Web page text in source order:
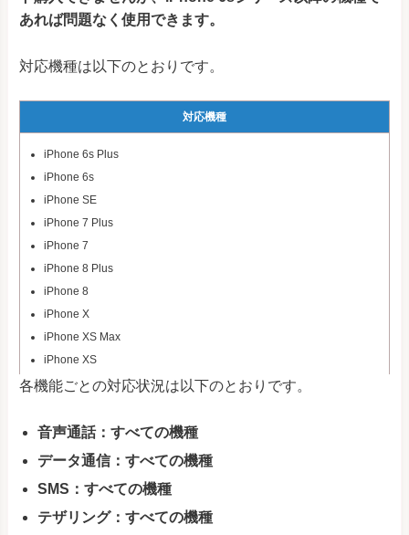
あれば問題なく使用できます。
対応機種は以下のとおりです。
対応機種
iPhone 6s Plus
iPhone 6s
iPhone SE
iPhone 7 Plus
iPhone 7
iPhone 8 Plus
iPhone 8
iPhone X
iPhone XS Max
iPhone XS
iPhone XR
iPhone 11 Pro Max
iPhone 11 Pro
iPhone 12 mini
iPhone 12
各機能ごとの対応状況は以下のとおりです。
音声通話：すべての機種
データ通信：すべての機種
SMS：すべての機種
テザリング：すべての機種